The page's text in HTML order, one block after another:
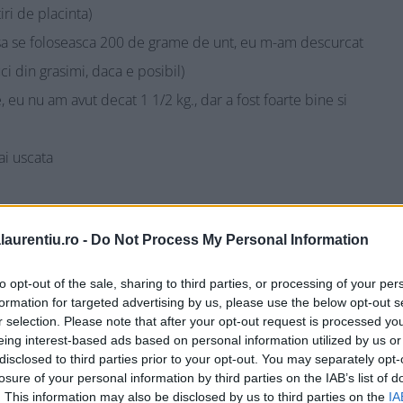
- Do Not Process My Personal Information
opt-out of the sale, sharing to third parties, or processing of your
for targeted advertising by us, please use the below opt-out
selection. Please note that after your opt-out request is processed
interest-based ads based on personal information utilized by us
to third parties prior to your opt-out. You may separately
of your personal information by third parties on the IAB’s list of
This information may also be disclosed by us to third parties on the
de placinta)
se foloseasca 200 de grame de unt, eu m-am descurcat
din grasimi, daca e posibil)
nu am avut decat 1 1/2 kg., dar a fost foarte bine si
uscata
deschis
de patrujel si marar tocat, amestecate
Si Branza